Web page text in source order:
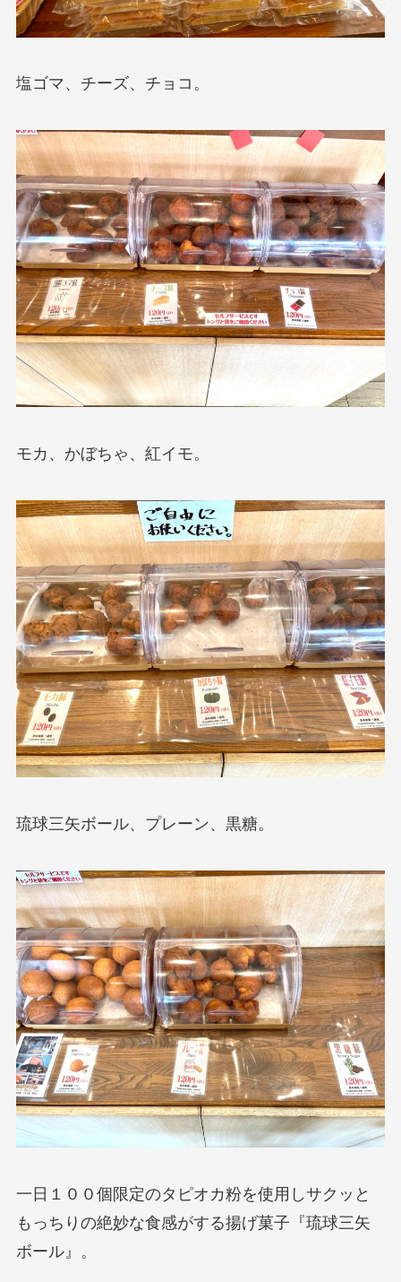
塩ゴマ、チーズ、チョコ。
モカ、かぼちゃ、紅イモ。
琉球三矢ボール、プレーン、黒糖。
一日１００個限定のタピオカ粉を使用しサクッと
もっちりの絶妙な食感がする揚げ菓子『琉球三矢
ボール』。